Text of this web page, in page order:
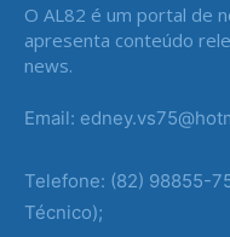
O AL82 é um portal de
apresenta conteúdo
news.
Email:
Telefone: (82) 98855-
Técnico);